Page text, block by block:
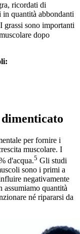
ricordati di
in quantità abbondanti
I grassi sono importanti
dopo
per fornire i
muscolare. I
d'acqua.5 Gli studi
sono i primi a
negativamente
assumiamo quantità
né ripararsi da